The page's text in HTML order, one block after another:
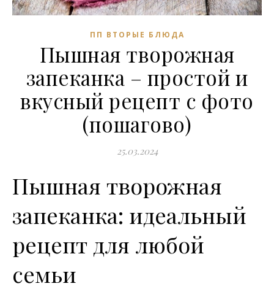
ПП ВТОРЫЕ БЛЮДА
Пышная творожная
запеканка – простой и
вкусный рецепт с фото
(пошагово)
25.03.2024
Пышная творожная
запеканка: идеальный
рецепт для любой
семьи